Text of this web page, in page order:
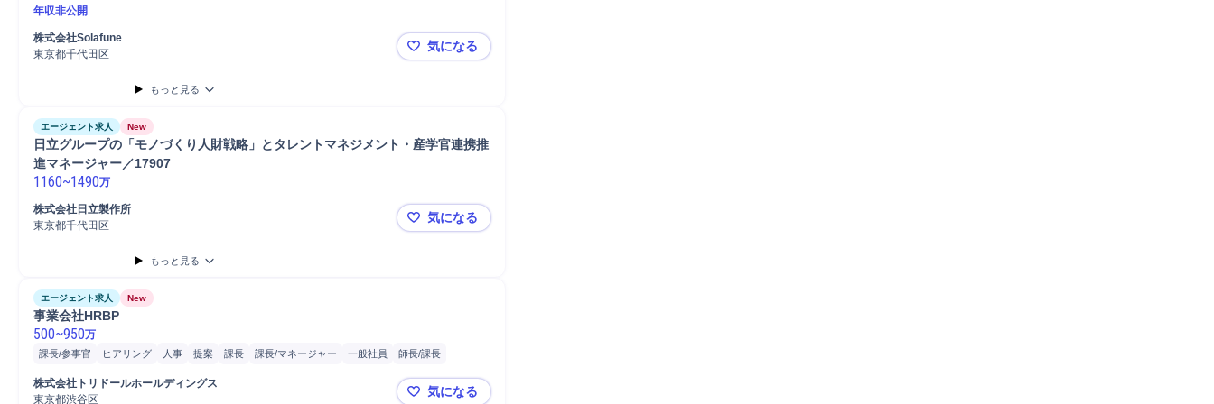
年収非公開
株式会社Solafune
東京都千代田区
【業務委託】LinkedIn運用担当/宇宙×AI×防衛／フルリモ可／Solafune社
気になる
もっと見る
エージェント求人 New
日立グループの「モノづくり人財戦略」とタレントマネジメント・産学官連携推
進マネージャー／17907
1160~1490万
株式会社日立製作所
東京都千代田区
日立グループの「モノづくり人財戦略」とタレントマネジメント・産学官連携推進マネージャー／17907
気になる
もっと見る
エージェント求人 New
事業会社HRBP
500~950万
課長/参事官 ヒアリング 人事 提案 課長 課長/マネージャー 一般社員
師長/課長
制度運用
リーダー
株式会社トリドールホールディングス
東京都渋谷区
気になる